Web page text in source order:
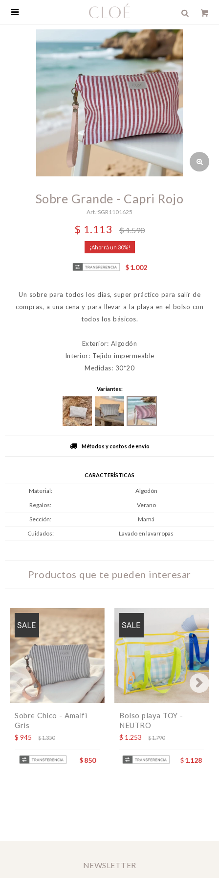

Sobre Grande - Capri Rojo
SGR1101625
$ 1.113 $1.590
30
$ 1.002
Un sobre para todos los días, super práctico para salir de
compras, a una cena y para llevar a la playa en el bolso con
todos los básicos.
Exterior: Algodón
Interior: Tejido impermeable
Medidas: 30*20
Variantes:
Métodos y costos de envío
CARACTERÍSTICAS
Material
Algodón
Regalos
Verano
Sección
Mamá
Cuidados
Lavado en lavarropas
Productos que te pueden interesar
Sobre Chico - Amalfi
Gris
$ 945 $1.350
$ 850
Bolso playa TOY -
NEUTRO
$ 1.253 $1.790
$ 1.128
NEWSLETTER